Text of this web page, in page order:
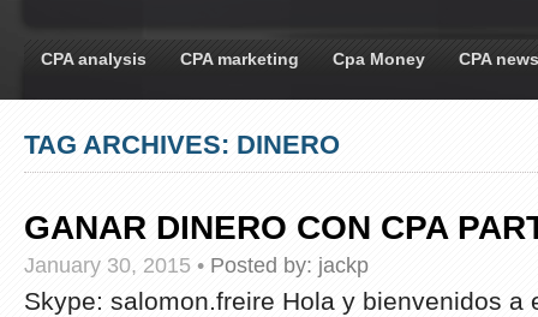
CPA analysis CPA marketing Cpa Money CPA news
TAG ARCHIVES: DINERO
GANAR DINERO CON CPA
January 30, 2015 • Posted by: jackp
Skype: salomon.freire Hola y bienvenidos a